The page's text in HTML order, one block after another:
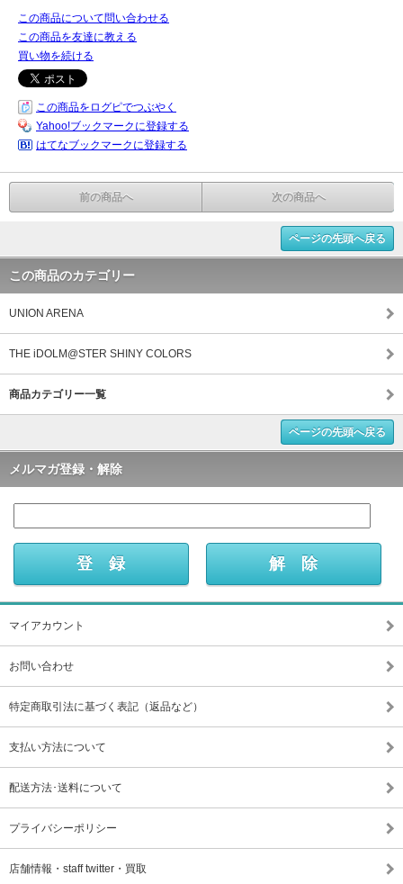
この商品について問い合わせる
この商品を友達に教える
買い物を続ける
この商品をログピでつぶやく
Yahoo!ブックマークに登録する
はてなブックマークに登録する
前の商品へ 次の商品へ
ページの先頭へ戻る
この商品のカテゴリー
UNION ARENA
THE iDOLM@STER SHINY COLORS
商品カテゴリー一覧
ページの先頭へ戻る
メルマガ登録・解除
マイアカウント
お問い合わせ
特定商取引法に基づく表記（返品など）
支払い方法について
配送方法･送料について
プライバシーポリシー
店舗情報・staff twitter・買取